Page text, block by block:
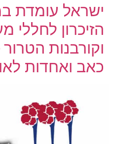
ישראל עומדת
הזיכרון לחללי
וקורבנות
כאב ואחדות